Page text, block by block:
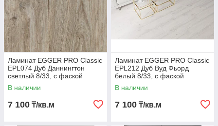
Ламинат EGGER PRO Classic
EPL074 Дуб Даннингтон
светлый 8/33, с фаской
В наличии
7 100 ₸/кв.м
Ламинат EGGER PRO Classic
EPL212 Дуб Вуд Фьорд
белый 8/33, с фаской
В наличии
7 100 ₸/кв.м